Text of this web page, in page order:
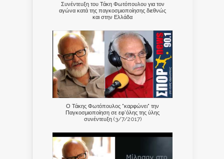
Συνέντευξη του Τάκη Φωτόπουλου για τον
αγώνα κατά της παγκοσμιοποίησης διεθνώς
και στην Ελλάδα
Ο Τάκης Φωτόπουλος "καρφώνει" την
Παγκοσμιοποίηση σε εφ'όλης της ύλης
συνέντευξη (3/7/2017)